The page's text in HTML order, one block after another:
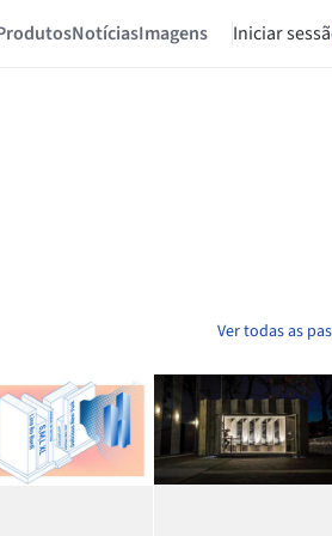
NotíciasImagens Iniciar
Ver todas as